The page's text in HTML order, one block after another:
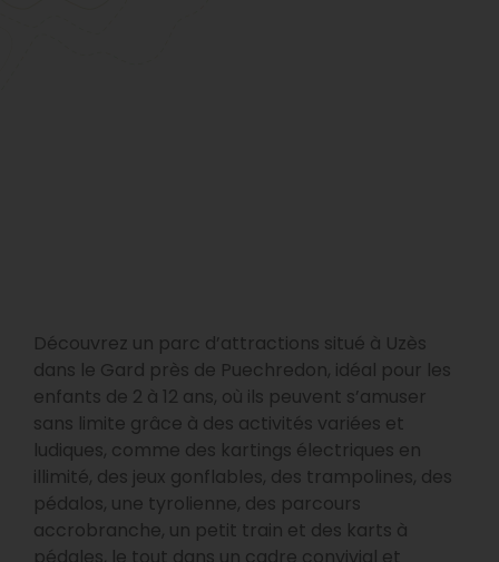
Découvrez un parc d’attractions situé à Uzès
dans le Gard près de Puechredon, idéal pour les
enfants de 2 à 12 ans, où ils peuvent s’amuser
sans limite grâce à des activités variées et
ludiques, comme des kartings électriques en
illimité, des jeux gonflables, des trampolines, des
pédalos, une tyrolienne, des parcours
accrobranche, un petit train et des karts à